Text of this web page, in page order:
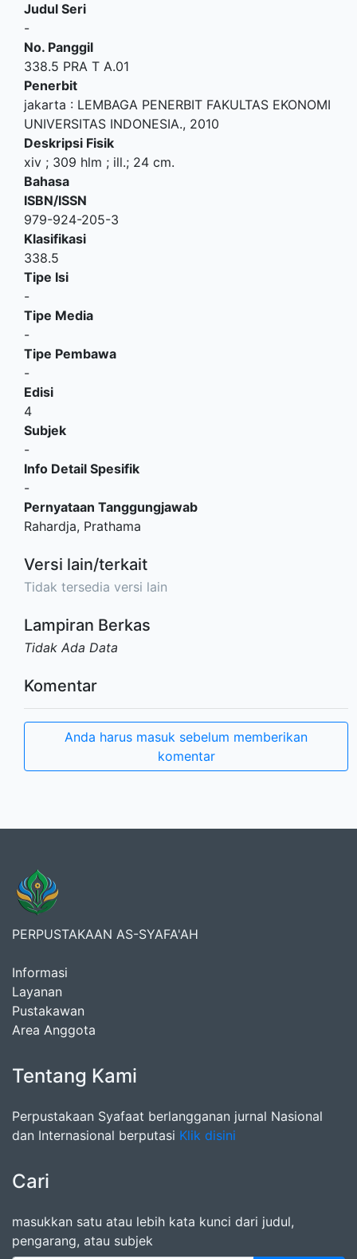
Judul Seri
-
No. Panggil
338.5 PRA T A.01
Penerbit
jakarta : LEMBAGA PENERBIT FAKULTAS EKONOMI
UNIVERSITAS INDONESIA., 2010
Deskripsi Fisik
xiv ; 309 hlm ; ill.; 24 cm.
Bahasa
ISBN/ISSN
979-924-205-3
Klasifikasi
338.5
Tipe Isi
-
Tipe Media
-
Tipe Pembawa
-
Edisi
4
Subjek
-
Info Detail Spesifik
-
Pernyataan Tanggungjawab
Rahardja, Prathama
Versi lain/terkait
Tidak tersedia versi lain
Lampiran Berkas
Tidak Ada Data
Komentar
Anda harus masuk sebelum memberikan
komentar
PERPUSTAKAAN AS-SYAFA'AH
Informasi
Layanan
Pustakawan
Area Anggota
Tentang Kami
Perpustakaan Syafaat berlangganan jurnal Nasional
dan Internasional berputasi Klik disini
Cari
masukkan satu atau lebih kata kunci dari judul,
pengarang, atau subjek